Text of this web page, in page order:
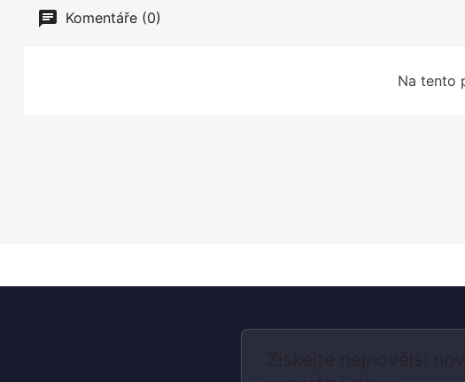
Komentáře (0)
Na tento
Získejte nejnovější